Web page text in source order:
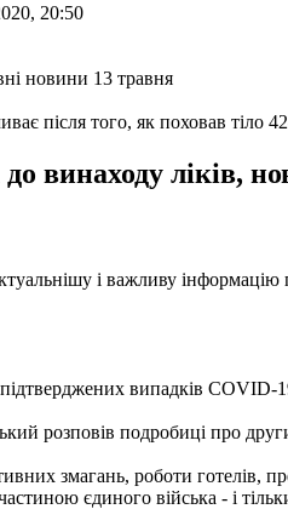
20:50
після того, як поховав тіло
винаходу ліків,
і важливу
випадків
розповів подробиці про
змагань, роботи готелів,
єдиного війська - і